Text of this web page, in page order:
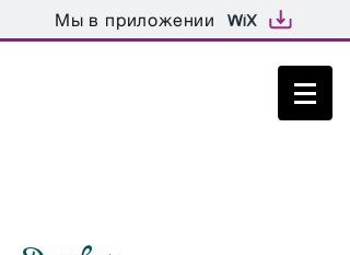
Мы в приложении